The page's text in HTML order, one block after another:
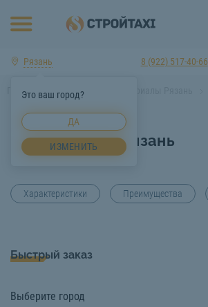
Рязань
Это ваш город?
ДА
ИЗМЕНИТЬ
8 (922) 517-40-66
Главная Строительные материалы Рязань
Песок речной Рязань
Песок речной Рязань
Характеристики Преимущества
Быстрый заказ
Выберите город